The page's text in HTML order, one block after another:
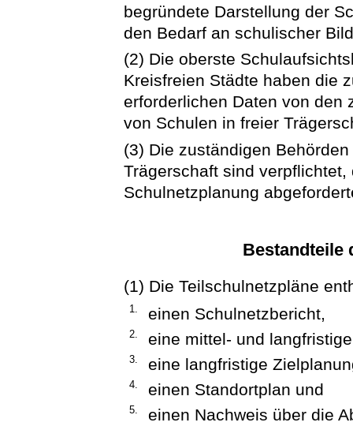
begründete Darstellung der
den Bedarf an schulischer
(2) Die oberste
Kreisfreien Städte haben die
erforderlichen Daten von den
von Schulen in freier
(3) Die zuständigen
Trägerschaft sind
Schulnetzplanung
Bestandteile
(1) Die Teilschulnetzpläne
1. einen Schulnetzbericht,
2. eine mittel- und
3. eine langfristige
4. einen Standortplan und
5.
einen Nachweis über die